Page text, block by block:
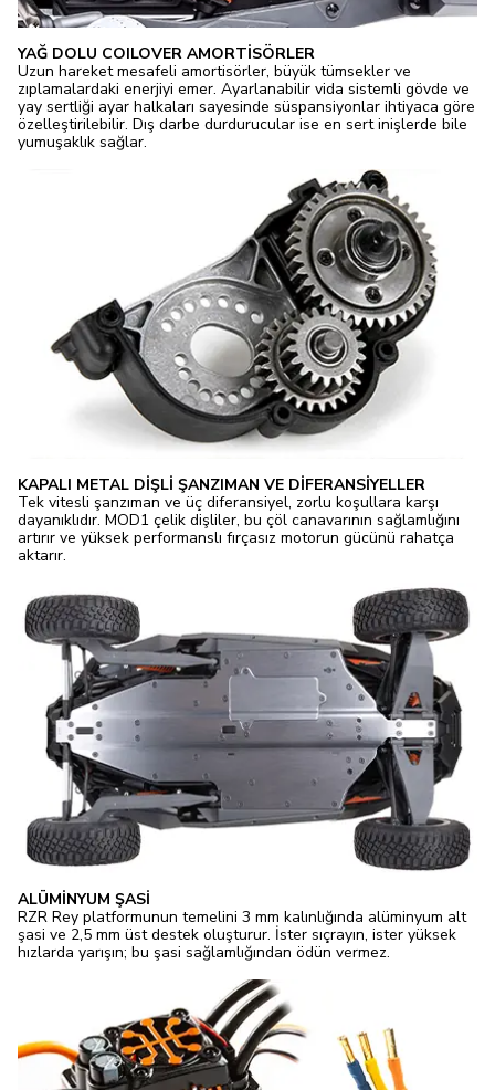
YAĞ DOLU COILOVER AMORTİSÖRLER
Uzun hareket mesafeli amortisörler, büyük tümsekler ve
zıplamalardaki enerjiyi emer. Ayarlanabilir vida sistemli gövde ve
yay sertliği ayar halkaları sayesinde süspansiyonlar ihtiyaca göre
özelleştirilebilir. Dış darbe durdurucular ise en sert inişlerde bile
yumuşaklık sağlar.
KAPALI METAL DİŞLİ ŞANZIMAN VE DİFERANSİYELLER
Tek vitesli şanzıman ve üç diferansiyel, zorlu koşullara karşı
dayanıklıdır. MOD1 çelik dişliler, bu çöl canavarının sağlamlığını
artırır ve yüksek performanslı fırçasız motorun gücünü rahatça
aktarır.
ALÜMİNYUM ŞASİ
RZR Rey platformunun temelini 3 mm kalınlığında alüminyum alt
şasi ve 2,5 mm üst destek oluşturur. İster sıçrayın, ister yüksek
hızlarda yarışın; bu şasi sağlamlığından ödün vermez.